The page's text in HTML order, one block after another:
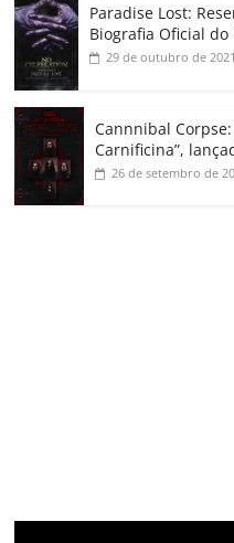
Paradise Lost:
Biografia Oficial do
29 de outubro de 2021
Cannnibal
Carnificina”,
26 de setembro de